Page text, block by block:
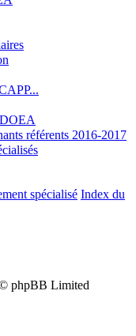
référents 2016-2017
spécialisé Index du
phpBB Limited